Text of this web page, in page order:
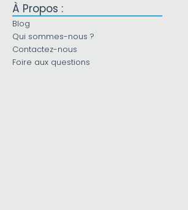
À Propos :
Blog
Qui sommes-nous ?
Contactez-nous
Foire aux questions